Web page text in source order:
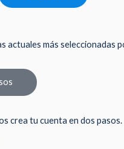
actuales más seleccionadas
crea tu cuenta en dos pasos.